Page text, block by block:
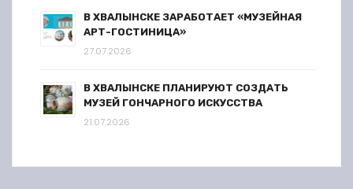
В ХВАЛЫНСКЕ ЗАРАБОТАЕТ «МУЗЕЙНАЯ
АРТ-ГОСТИНИЦА»
27.07.2026
В ХВАЛЫНСКЕ ПЛАНИРУЮТ СОЗДАТЬ
МУЗЕЙ ГОНЧАРНОГО ИСКУССТВА
21.07.2026